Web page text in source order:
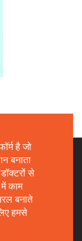
है जो
बनाता
से
काम
बनाते
हमसे